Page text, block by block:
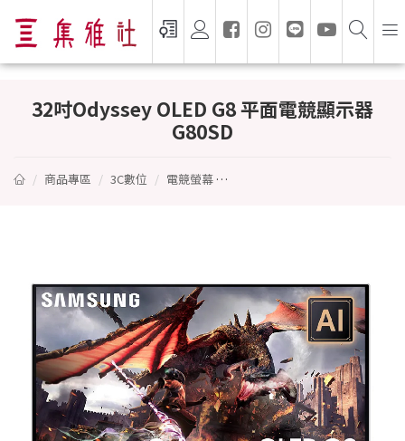
32吋Odyssey OLED G8 平面電競顯示器
G80SD
商品專區 3C數位 電競螢幕